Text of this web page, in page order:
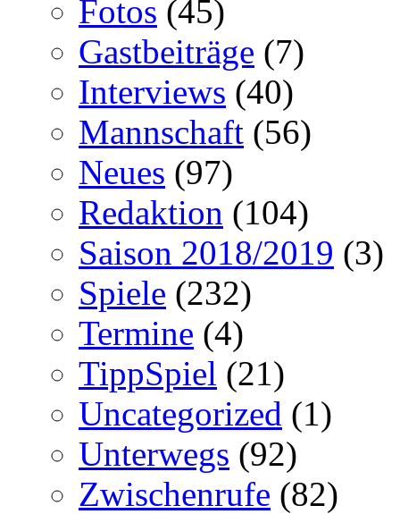
Fotos (45)
Gastbeiträge (7)
Interviews (40)
Mannschaft (56)
Neues (97)
Redaktion (104)
Saison 2018/2019 (3)
Spiele (232)
Termine (4)
TippSpiel (21)
Uncategorized (1)
Unterwegs (92)
Zwischenrufe (82)